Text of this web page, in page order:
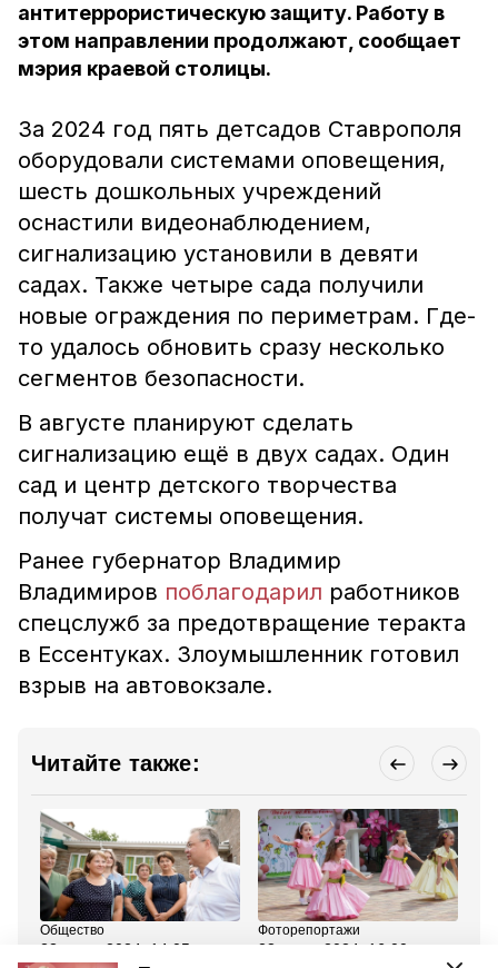
антитеррористическую защиту. Работу в
этом направлении продолжают, сообщает
мэрия краевой столицы.
За 2024 год пять детсадов Ставрополя
оборудовали системами оповещения,
шесть дошкольных учреждений
оснастили видеонаблюдением,
сигнализацию установили в девяти
садах. Также четыре сада получили
новые ограждения по периметрам. Где-
то удалось обновить сразу несколько
сегментов безопасности.
В августе планируют сделать
сигнализацию ещё в двух садах. Один
сад и центр детского творчества
получат системы оповещения.
Ранее губернатор Владимир
Владимиров поблагодарил работников
спецслужб за предотвращение теракта
в Ессентуках. Злоумышленник готовил
взрыв на автовокзале.
Читайте также:
Общество
23 июля 2024, 14:05
Фоторепортажи
23 июля 2024, 16:00